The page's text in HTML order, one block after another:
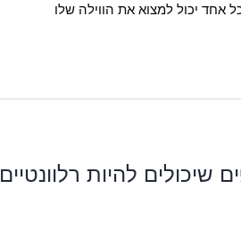
אחד יכול למצוא את הווילה שלו
שיכולים להיות רלוונטיים